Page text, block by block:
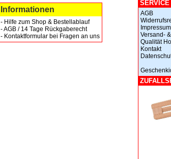
Informationen
- Hilfe zum Shop & Bestellablauf
-AGB / 14 Tage Rückgaberecht
- Kontaktformular bei Fragen an uns
AGB
Impressum
Versand-
Qualität
Kontakt